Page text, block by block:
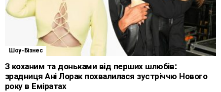
Шоу-Бізнес
З коханим та доньками від перших шлюбів:
зрадниця Ані Лорак похвалилася зустріччю Нового
року в Еміратах